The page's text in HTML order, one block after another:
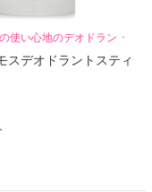
使い心地のデオドラント
スデオドラントスティ